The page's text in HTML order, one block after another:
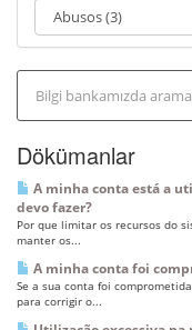
Dökümanlar
A minha conta está a
devo fazer?
Por que limitar os recursos do
manter os...
A minha conta foi
Se a sua conta foi
para corrigir o...